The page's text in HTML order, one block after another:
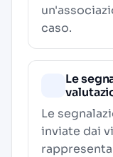
caso.
Le
Le
inviate dai